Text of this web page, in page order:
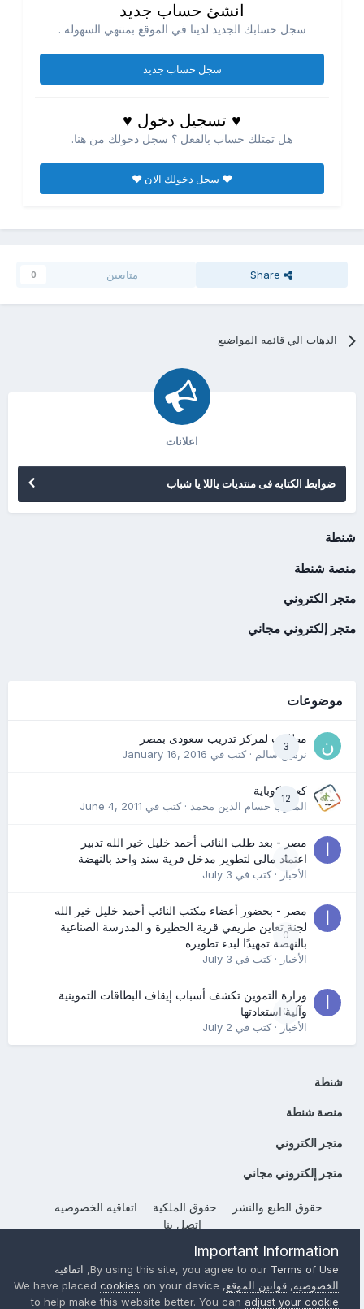
انشئ حساب جديد
سجل حسابك الجديد لدينا في الموقع بمنتهي السهوله .
سجل حساب جديد
♥ تسجيل دخول ♥
هل تمتلك حساب بالفعل ؟ سجل دخولك من هنا.
♥ سجل دخولك الان ♥
Share متابعين 0
الذهاب الي قائمه المواضيع
اعلانات
ضوابط الكتابه فى منتديات ياللا يا شباب
شنطة
منصة شنطة
متجر الكتروني
متجر إلكتروني مجاني
موضوعات
3
مطلوب لمركز تدريب سعودى بمصر
نرمين سالم· كتب في January 16, 2016
12
كعب كوباية
المدرب حسام الدين محمد· كتب في June 4, 2011
0
مصر - بعد طلب النائب أحمد خليل خير الله تدبير
اعتماد مالي لتطوير مدخل قرية سند واحد بالنهضة
الأخبار· كتب في July 3
0
مصر - بحضور أعضاء مكتب النائب أحمد خليل خير الله
لجنة تعاين طريقي قرية الحظيرة و المدرسة الصناعية
بالنهضة تمهيدًا لبدء تطويره
الأخبار· كتب في July 3
0
وزارة التموين تكشف أسباب إيقاف البطاقات التموينية
وآلية استعادتها
الأخبار· كتب في July 2
شنطة
منصة شنطة
متجر الكتروني
متجر إلكتروني مجاني
حقوق الطبع والنشر حقوق الملكية
اتفاقيه الخصوصيه
إتصل بنا
Powered by Invision CommunityImportant Information
By using this site, you agree to ourTerms of Use
, اتفاقيه
الخصوصيه, قوانين الموقع, We have placed
cookies on your device
to help make this website better. You canadjust your cookie